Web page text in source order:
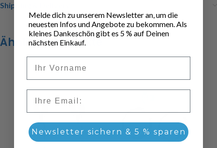
Shipping & Delivery
Ähnliche Produkte
Melde dich zu unserem Newsletter an, um die
neuesten Infos und Angebote zu bekommen. Als
kleines Dankeschön gibt es 5 % auf Deinen
nächsten Einkauf.
Newsletter sichern & 5 % sparen